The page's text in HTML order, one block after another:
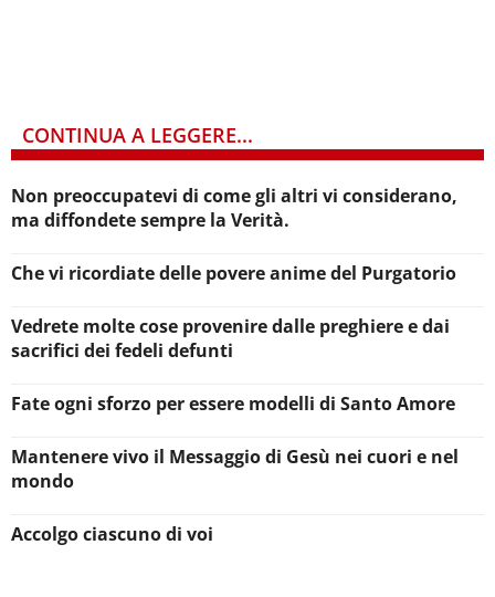
CONTINUA A LEGGERE...
Non preoccupatevi di come gli altri vi considerano,
ma diffondete sempre la Verità.
Che vi ricordiate delle povere anime del Purgatorio
Vedrete molte cose provenire dalle preghiere e dai
sacrifici dei fedeli defunti
Fate ogni sforzo per essere modelli di Santo Amore
Mantenere vivo il Messaggio di Gesù nei cuori e nel
mondo
Accolgo ciascuno di voi